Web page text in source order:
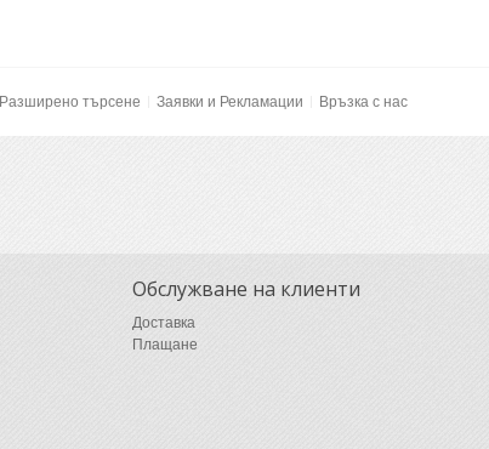
Разширено търсене Заявки и Рекламации Връзка с нас
Обслужване на клиенти
Доставка
Плащане